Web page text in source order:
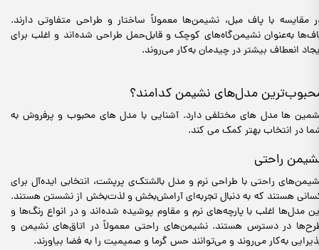
مقایسه با پاف مبل، نشیمن‌ها معمولاً ساختار و طراحی متفاوتی دارند.
به‌عنوان نشیمن‌گاه‌های کوچک و قابل‌حمل طراحی شده‌اند و اغلب برای
انعطاف بیشتر در چیدمان به‌کار می‌روند.
مدل‌های نشیمن کدامند؟
ها مدل های مختلفی دارد. آشنایی با مدل های محبوب و پرفروش به
در انتخاب بهتر کمک می کند.
راحتی
راحتی با طراحی نرم و مدل بالشتک‌ی پرپشت، انتخابی ایده‌آل برای
هستند که به دنبال تجربه‌ای آرامش‌بخش و لذت‌بخش از نشستن هستند.
مدل‌ها اغلب با پارچه‌های نرم و مقاوم پوشیده شده‌اند و در انواع رنگ‌ها و
در دسترس هستند. نشیمن‌های راحتی معمولاً در اتاق‌های نشیمن و
به‌کار می‌روند و می‌توانند حس گرما و صمیمیت را به فضا بیاورند.